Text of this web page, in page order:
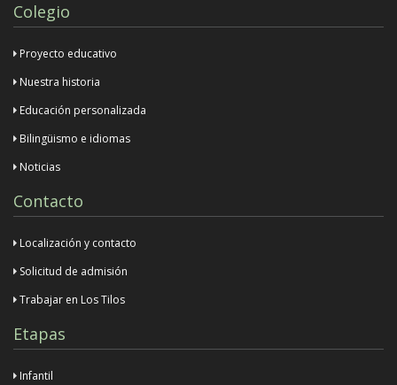
Colegio
Proyecto educativo
Nuestra historia
Educación personalizada
Bilingüismo e idiomas
Noticias
Contacto
Localización y contacto
Solicitud de admisión
Trabajar en Los Tilos
Etapas
Infantil